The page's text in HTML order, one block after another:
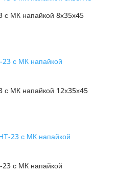
с МК напайкой 8х35х45
с МК напайкой 12х35х45
с МК напайкой